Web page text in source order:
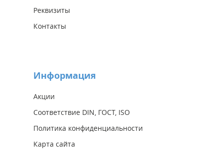
Реквизиты
Контакты
Информация
Акции
Соответствие DIN, ГОСТ, ISO
Политика конфиденциальности
Карта сайта